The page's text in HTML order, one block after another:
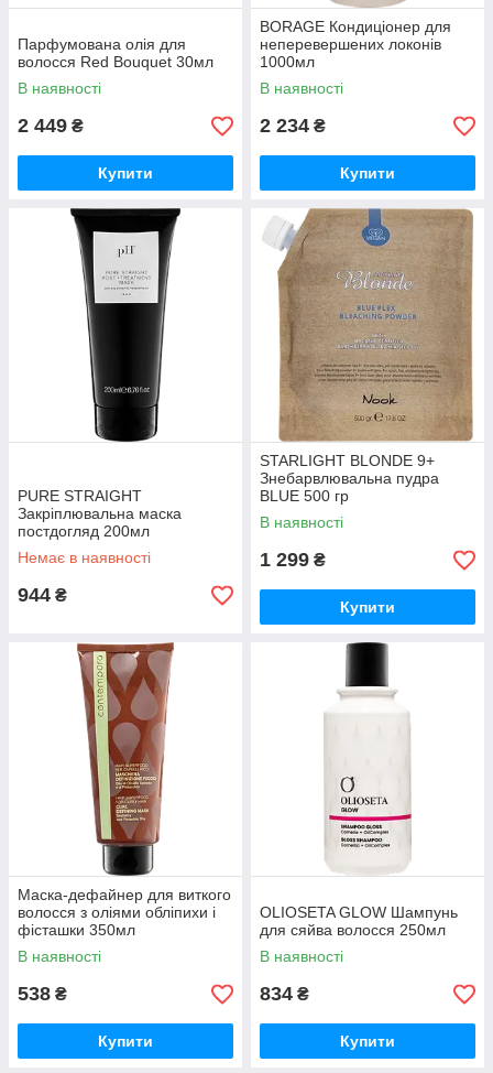
Парфумована олія для
волосся Red Bouquet 30мл
В наявності
2 449 ₴
Купити
BORAGE Кондиціонер для
неперевершених локонів
1000мл
В наявності
2 234 ₴
Купити
PURE STRAIGHT
Закріплювальна маска
постдогляд 200мл
Немає в наявності
944 ₴
STARLIGHT BLONDE 9+
Знебарвлювальна пудра
BLUE 500 гр
В наявності
1 299 ₴
Купити
Маска-дефайнер для виткого
волосся з оліями обліпихи і
фісташки 350мл
В наявності
538 ₴
Купити
OLIOSETA GLOW Шампунь
для сяйва волосся 250мл
В наявності
834 ₴
Купити